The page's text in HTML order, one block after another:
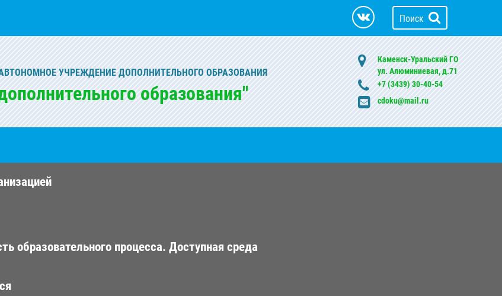
Поиск
УЧРЕЖДЕНИЕ ДОПОЛНИТЕЛЬНОГО ОБРАЗОВАНИЯ
образования"
Каменск-Уральский ГО
ул. Алюминиевая, д.71
+7 (3439) 30-40-54
cdoku@mail.ru
образовательного процесса. Доступная среда